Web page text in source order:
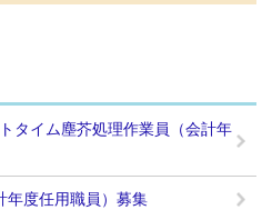
タイム塵芥処理作業員（会計年
度任用職員）募集